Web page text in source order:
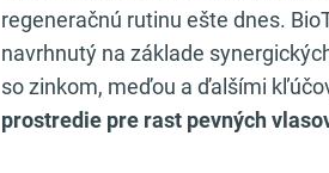
regeneračnú rutinu ešte dnes.
navrhnutý na základe
so zinkom, meďou a ďalšími
prostredie pre rast pevných